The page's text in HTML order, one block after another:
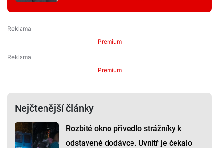
Premium
Premium
Nejčtenější články
Rozbité okno přivedlo strážníky k
odstavené dodávce. Uvnitř je čekalo